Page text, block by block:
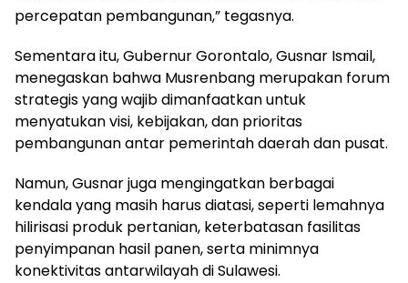
percepatan pembangunan,” tegasnya.
Sementara itu, Gubernur Gorontalo, Gusnar Ismail,
menegaskan bahwa Musrenbang merupakan forum
strategis yang wajib dimanfaatkan untuk
menyatukan visi, kebijakan, dan prioritas
pembangunan antar pemerintah daerah dan pusat.
Namun, Gusnar juga mengingatkan berbagai
kendala yang masih harus diatasi, seperti lemahnya
hilirisasi produk pertanian, keterbatasan fasilitas
penyimpanan hasil panen, serta minimnya
konektivitas antarwilayah di Sulawesi.